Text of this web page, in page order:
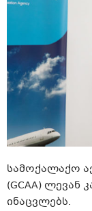
სამოქალაქო
(GCAA) ლევან
ინაცვლებს.